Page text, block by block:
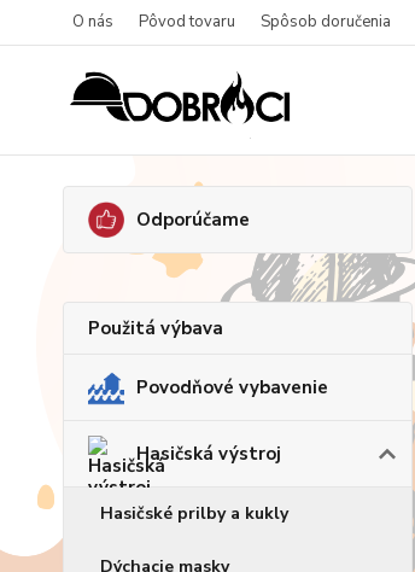
O nás Pôvod tovaru Spôsob doručenia
Odporúčame
Použitá výbava
Povodňové vybavenie
Hasičská výstroj
Hasičské prilby a kukly
Dýchacie masky